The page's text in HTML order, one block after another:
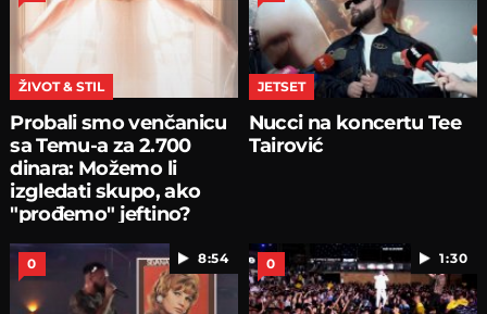
ŽIVOT & STIL
Probali smo venčanicu
sa Temu-a za 2.700
dinara: Možemo li
izgledati skupo, ako
"prođemo" jeftino?
JETSET
Nucci na koncertu Tee
Tairović
8:54
0 1:30
0